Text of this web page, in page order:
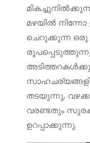
മഴയിൽ നിന്നോ
ചെറുക്കുന്ന
തടയുന്നു,
വരണ്ടതും
ഉറപ്പാക്കുന്നു.